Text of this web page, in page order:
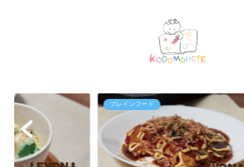
ブレインフード